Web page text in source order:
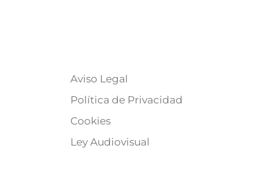
Aviso Legal
Política de Privacidad
Cookies
Ley Audiovisual